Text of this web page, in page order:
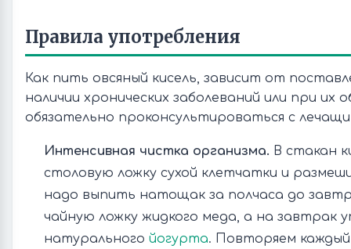
Правила употребления
Как пить овсяный кисель, зависит от
наличии хронических заболеваний или при их
обязательно проконсультироваться с
Интенсивная чистка организма. В стакан
столовую ложку сухой клетчатки и
надо выпить натощак за полчаса до
чайную ложку жидкого меда, а на завтрак
натурального йогурта. Повторяем